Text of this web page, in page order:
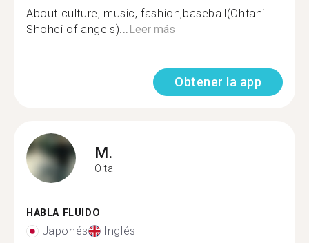
About culture, music, fashion,baseball(Ohtani
Shohei of angels)... Leer más
Obtener la app
M.
Oita
HABLA FLUIDO
Japonés Inglés